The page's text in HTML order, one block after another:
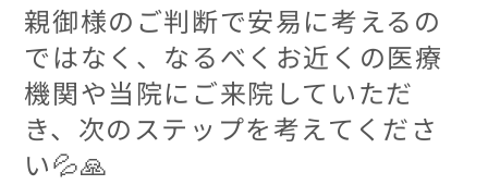
親御様のご判断で安易に考えるの
ではなく、なるべくお近くの医療
機関や当院にご来院していただ
き、次のステップを考えてくださ
い💦🙏